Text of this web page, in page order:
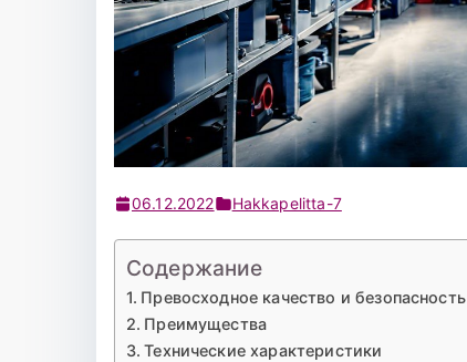
06.12.2022 Hakkapelitta-7
Содержание
Превосходное качество и безопасность
Преимущества
Технические характеристики